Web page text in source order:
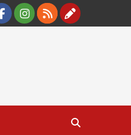
Facebook
Instagram
RSS